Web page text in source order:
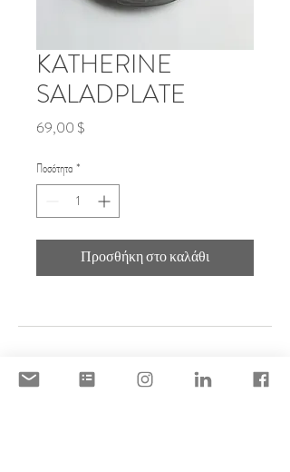
KATHERINE
SALADPLATE
69,00 $
Ποσότητα *
Προσθήκη στο καλάθι